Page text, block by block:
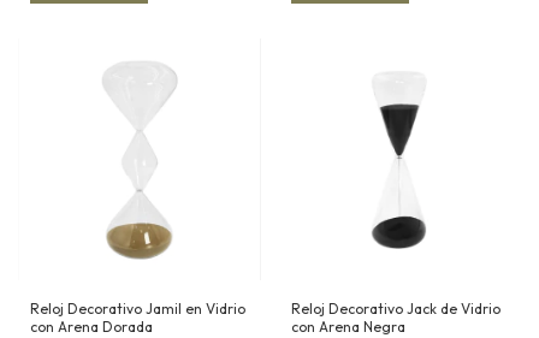
Reloj Decorativo Jamil en Vidrio
con Arena Dorada
Reloj Decorativo Jack de Vidrio
con Arena Negra